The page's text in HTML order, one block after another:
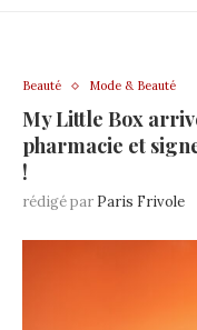
Beauté Mode & Beauté
My Little Box
pharmacie et
!
rédigé par Paris Frivole